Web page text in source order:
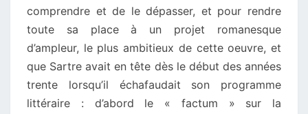
comprendre et de le dépasser, et pour rendre
toute sa place à un projet romanesque
d’ampleur, le plus ambitieux de cette oeuvre, et
que Sartre avait en tête dès le début des années
trente lorsqu’il échafaudait son programme
littéraire : d’abord le « factum » sur la